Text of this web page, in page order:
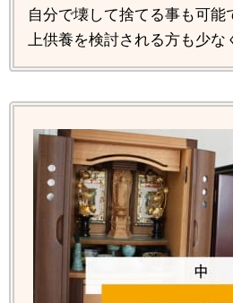
自分で壊して捨てる事も可能
上供養を検討される方も少な